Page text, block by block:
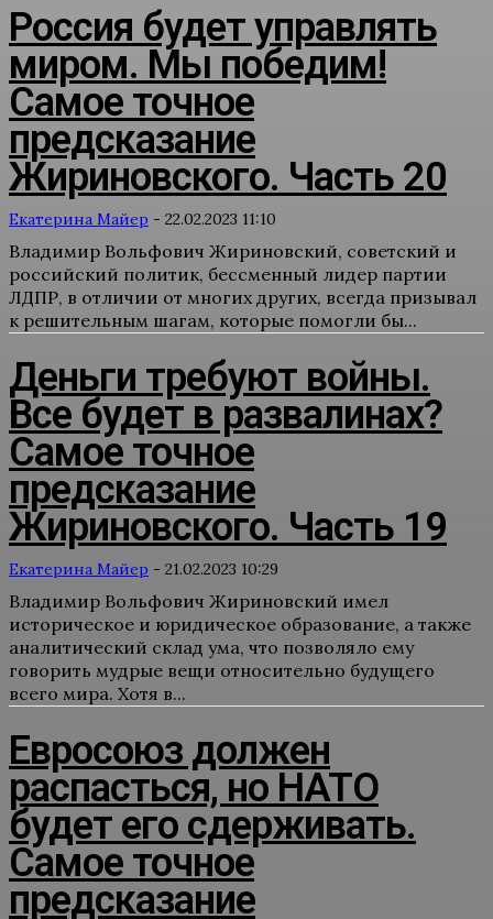
Россия будет управлять
миром. Мы победим!
Самое точное
предсказание
Жириновского. Часть 20
Екатерина Майер - 22.02.2023 11:10
Владимир Вольфович Жириновский, советский и
российский политик, бессменный лидер партии
ЛДПР, в отличии от многих других, всегда призывал
к решительным шагам, которые помогли бы...
Деньги требуют войны.
Все будет в развалинах?
Самое точное
предсказание
Жириновского. Часть 19
Екатерина Майер - 21.02.2023 10:29
Владимир Вольфович Жириновский имел
историческое и юридическое образование, а также
аналитический склад ума, что позволяло ему
говорить мудрые вещи относительно будущего
всего мира. Хотя в...
Евросоюз должен
распасться, но НАТО
будет его сдерживать.
Самое точное
предсказание